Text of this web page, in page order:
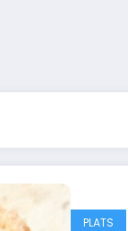
PLATS